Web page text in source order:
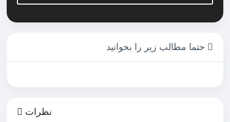
حتما مطالب زیر را بخوانید
نظرات